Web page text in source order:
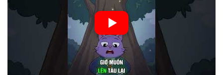
Nguồn: Cú Thông Thái